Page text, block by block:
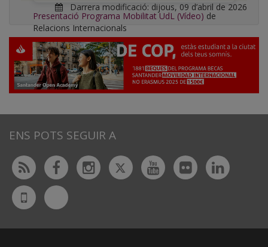
Presentació Programa Mobilitat UdL (Vídeo) de
Relacions Internacionals
Darrera modificació: dijous, 09 d’abril de 2026
ENS POTS SEGUIR A
Rss FacebookInstagram
TwitterYoutubeFlickr
UdL
App
Bluesky